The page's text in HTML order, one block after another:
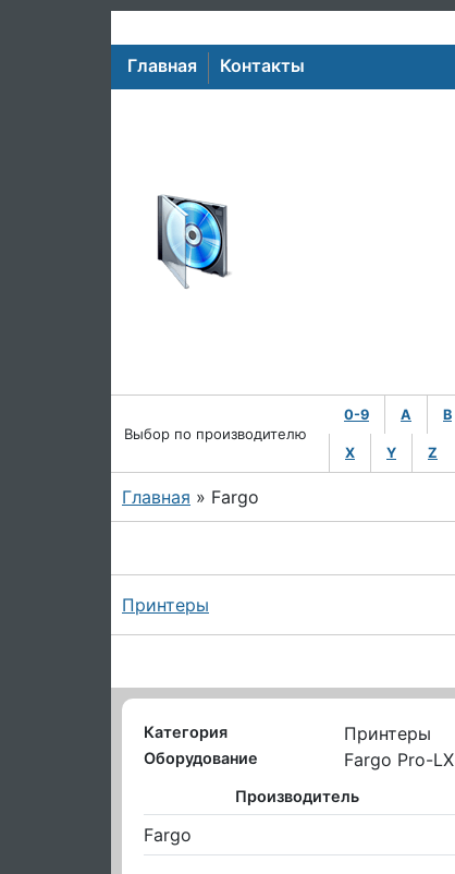
Главная Контакты
Выбор по производителю
0-9 A B
X Y Z
Главная » Fargo
Принтеры
Категория Принтеры
Оборудование Fargo Pro-LX
Производитель
Fargo